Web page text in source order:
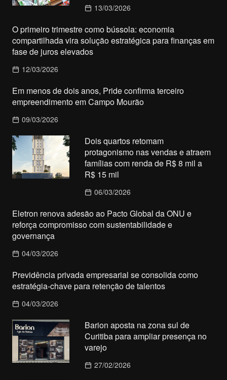
13/03/2026
O primeiro trimestre como bússola: economia
compartilhada vira solução estratégica para finanças em
fase de juros elevados
12/03/2026
Em menos de dois anos, Pride confirma terceiro
empreendimento em Campo Mourão
09/03/2026
Dois quartos retomam
protagonismo nas vendas e atraem
famílias com renda de R$ 8 mil a
R$ 15 mil
06/03/2026
Eletron renova adesão ao Pacto Global da ONU e
reforça compromisso com sustentabilidade e
governança
04/03/2026
Previdência privada empresarial se consolida como
estratégia-chave para retenção de talentos
04/03/2026
Barion aposta na zona sul de
Curitiba para ampliar presença no
varejo
27/02/2026